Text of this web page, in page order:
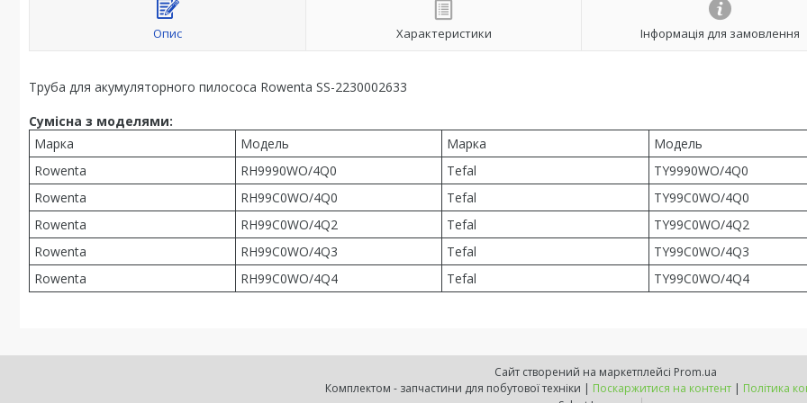
Опис Характеристики Інформація для замовлення
Труба для акумуляторного пилососа Rowenta SS-2230002633
Сумісна з моделями:
Марка
Модель Марка
Модель
Rowenta
RH9990WO/4Q0 Tefal
TY9990WO/4Q0
Rowenta
RH99C0WO/4Q0 Tefal
TY99C0WO/4Q0
Rowenta
RH99C0WO/4Q2 Tefal
TY99C0WO/4Q2
Rowenta
RH99C0WO/4Q3 Tefal
TY99C0WO/4Q3
Rowenta
RH99C0WO/4Q4 Tefal TY99C0WO/4Q4
Сайт створений на маркетплейсі Prom.ua
Комплектом - запчастини для побутової техніки | Поскаржитися на контент | Політика